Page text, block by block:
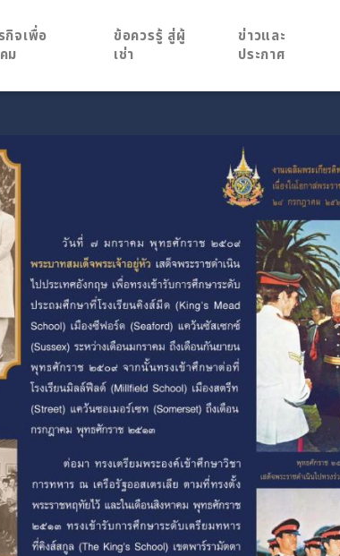
กิจเพื่อ
ม
ข้อควรรู้ สู่ผู้
เช่า
ข่าวและ
ประกาศ